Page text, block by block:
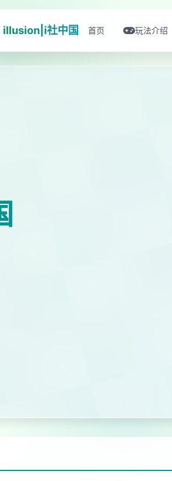
illusion|i社中国 首页 玩法介绍